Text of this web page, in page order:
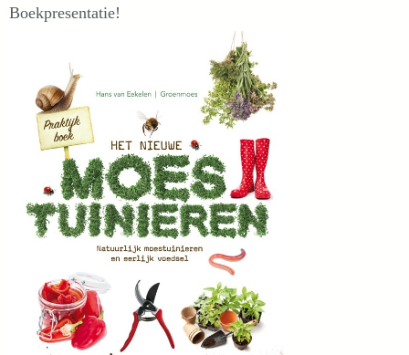
Boekpresentatie!